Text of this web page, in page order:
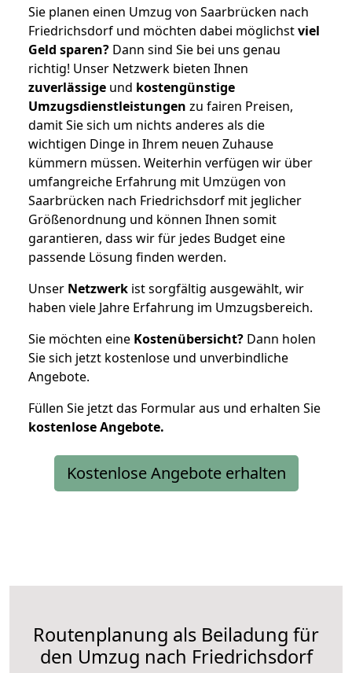
Sie planen einen Umzug von Saarbrücken nach
Friedrichsdorf und möchten dabei möglichstviel
Geld sparen? Dann sind Sie bei uns genau
richtig! Unser Netzwerk bieten Ihnen
zuverlässige und kostengünstige
Umzugsdienstleistungen zu fairen Preisen,
damit Sie sich um nichts anderes als die
wichtigen Dinge in Ihrem neuen Zuhause
kümmern müssen. Weiterhin verfügen wir über
umfangreiche Erfahrung mit Umzügen von
Saarbrücken nach Friedrichsdorf mit jeglicher
Größenordnung und können Ihnen somit
garantieren, dass wir für jedes Budget eine
passende Lösung finden werden.
Unser Netzwerk ist sorgfältig ausgewählt, wir
haben viele Jahre Erfahrung im Umzugsbereich.
Sie möchten eine Kostenübersicht? Dann holen
Sie sich jetzt kostenlose und unverbindliche
Angebote.
Füllen Sie jetzt das Formular aus und erhalten Sie
kostenloseAngebote.
Kostenlose Angebote erhalten
Routenplanung als Beiladung für
den Umzug nach Friedrichsdorf